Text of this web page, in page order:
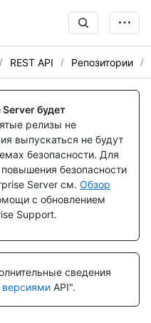
REST API Репозитории
будет
релизы не
выпускаться не будут
безопасности. Для
безопасности
Server см. Обзор
с обновлением
Support.
сведения
API".